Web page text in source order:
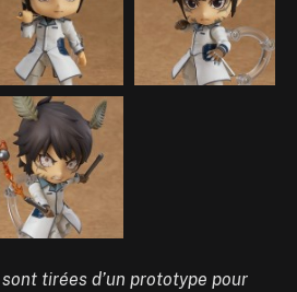
tirées d’un prototype pour